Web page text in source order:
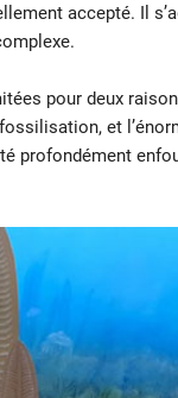
accepté. Il
pour deux
et
profondément